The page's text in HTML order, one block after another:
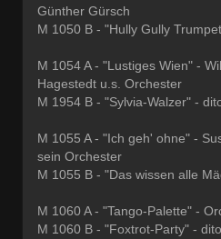
Günther Gürsch
M 1050 B - "Hully Gully
M 1054 A - "Lustiges Wien" -
Hagestedt u.s. Orchester
M 1954 B - "Sylvia-Walzer" -
M 1055 A - "Ich geh' ohne" -
sein Orchester
M 1055 B - "Das wissen alle
M 1060 A - "Tango-Palette" -
M 1060 B - "Foxtrot-Party" - dito.